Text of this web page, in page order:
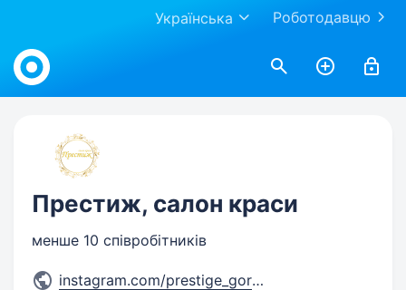
Роботодавцю
Українська
Work.ua
Престиж, салон краси
менше 10 співробітників
instagram.com/prestige_gorod